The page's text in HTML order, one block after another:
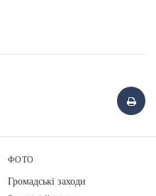
ФОТО
Громадські заходи